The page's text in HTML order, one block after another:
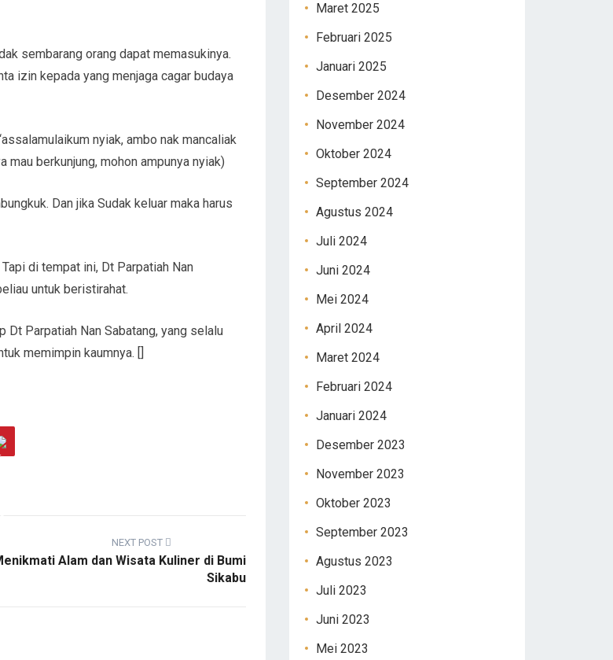
sembarang orang dapat memasukinya.
izin kepada yang menjaga cagar budaya
nyiak, ambo nak mancaliak
mau berkunjung, mohon ampunya nyiak)
Dan jika Sudak keluar maka harus
di tempat ini, Dt Parpatiah Nan
untuk beristirahat.
Dt Parpatiah Nan Sabatang, yang selalu
memimpin kaumnya. []
NEXT POST
Alam dan Wisata Kuliner di Bumi
Sikabu
Maret 2025
Februari 2025
Januari 2025
Desember 2024
November 2024
Oktober 2024
September 2024
Agustus 2024
Juli 2024
Juni 2024
Mei 2024
April 2024
Maret 2024
Februari 2024
Januari 2024
Desember 2023
November 2023
Oktober 2023
September 2023
Agustus 2023
Juli 2023
Juni 2023
Mei 2023